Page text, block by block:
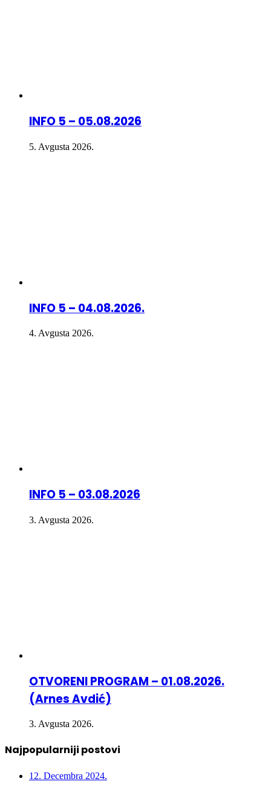
INFO 5 – 05.08.2026
5. Avgusta 2026.
INFO 5 – 04.08.2026.
4. Avgusta 2026.
INFO 5 – 03.08.2026
3. Avgusta 2026.
OTVORENI PROGRAM – 01.08.2026.
(Arnes Avdić)
3. Avgusta 2026.
Najpopularniji postovi
12. Decembra 2024.